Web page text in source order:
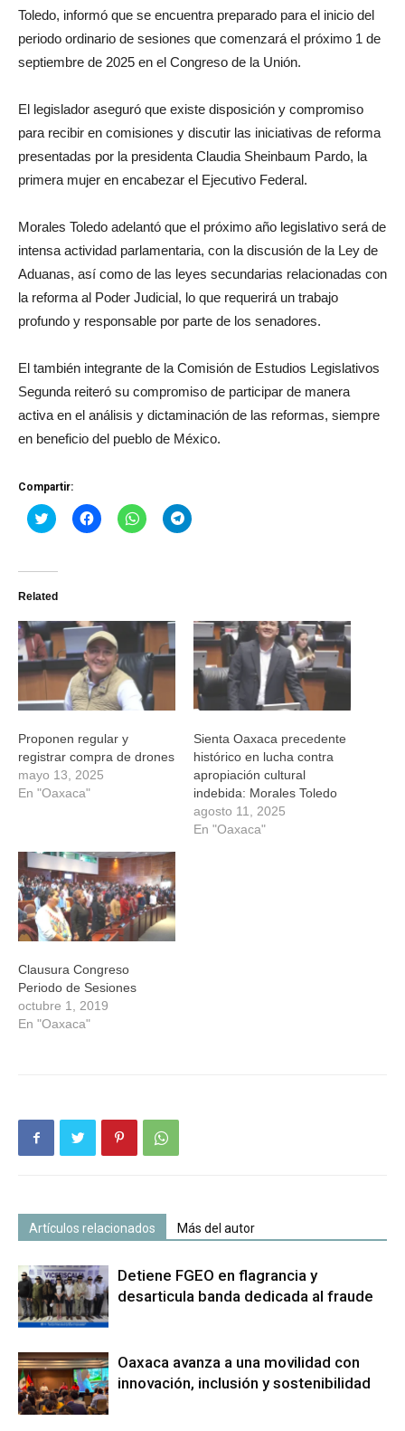
Toledo, informó que se encuentra preparado para el inicio del
periodo ordinario de sesiones que comenzará el próximo 1 de
septiembre de 2025 en el Congreso de la Unión.
El legislador aseguró que existe disposición y compromiso
para recibir en comisiones y discutir las iniciativas de reforma
presentadas por la presidenta Claudia Sheinbaum Pardo, la
primera mujer en encabezar el Ejecutivo Federal.
Morales Toledo adelantó que el próximo año legislativo será de
intensa actividad parlamentaria, con la discusión de la Ley de
Aduanas, así como de las leyes secundarias relacionadas con
la reforma al Poder Judicial, lo que requerirá un trabajo
profundo y responsable por parte de los senadores.
El también integrante de la Comisión de Estudios Legislativos
Segunda reiteró su compromiso de participar de manera
activa en el análisis y dictaminación de las reformas, siempre
en beneficio del pueblo de México.
Compartir:
Haz
clic
Twitter
abre
una
ventana
nueva)
Haz
clic
una
ventana
nueva)
Haz
clic
una
ventana
nueva)
Haz
clic
una
ventana
nueva)
Related
Proponen regular y
registrar compra de drones
mayo 13, 2025
En "Oaxaca"
Sienta Oaxaca precedente
histórico en lucha contra
apropiación cultural
indebida: Morales Toledo
agosto 11, 2025
En "Oaxaca"
Clausura Congreso
Periodo de Sesiones
octubre 1, 2019
En "Oaxaca"
Artículos relacionados Más del autor
Detiene FGEO en flagrancia y
desarticula banda dedicada al fraude
Oaxaca avanza a una movilidad con
innovación, inclusión y sostenibilidad